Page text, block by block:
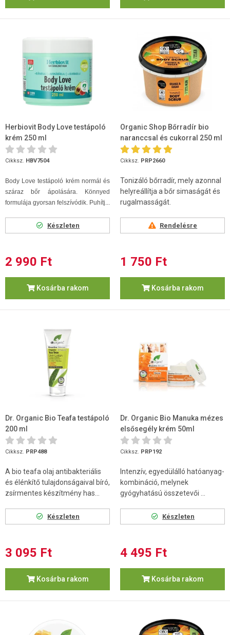
Herbiovit Body Love testápoló
krém 250 ml
Cikksz. HBV7504
Body Love testápoló krém normál és
száraz bőr ápolására. Könnyed
formulája gyorsan felszívódik. Puhítj...
Készleten
2 990 Ft
Kosárba rakom
Organic Shop Bőrradír bio
naranccsal és cukorral 250 ml
Cikksz. PRP2660
Tonizáló bőrradír, mely azonnal
helyreállítja a bőr simaságát és
rugalmasságát.
Rendelésre
1 750 Ft
Kosárba rakom
Dr. Organic Bio Teafa testápoló
200 ml
Cikksz. PRP488
A bio teafa olaj antibakteriális
és élénkítő tulajdonságaival bíró,
zsírmentes készítmény has...
Készleten
3 095 Ft
Kosárba rakom
Dr. Organic Bio Manuka mézes
elsősegély krém 50ml
Cikksz. PRP192
Intenzív, egyedülálló hatóanyag-
kombináció, melynek
gyógyhatású összetevői ...
Készleten
4 495 Ft
Kosárba rakom